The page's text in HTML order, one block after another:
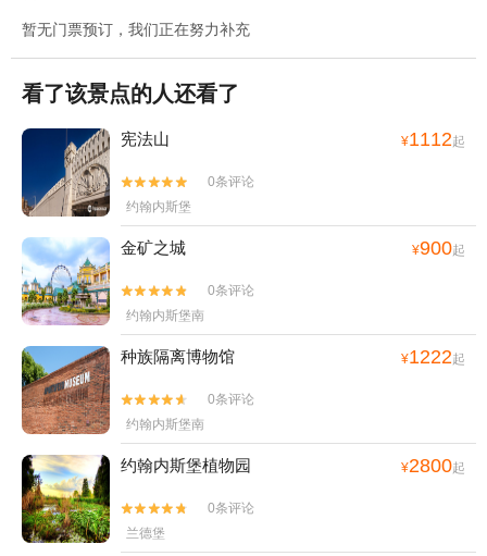
暂无门票预订，我们正在努力补充
看了该景点的人还看了
宪法山 ¥1112起


0条评论
约翰内斯堡
金矿之城 ¥900起


0条评论
约翰内斯堡南
种族隔离博物馆 ¥1222起


0条评论
约翰内斯堡南
约翰内斯堡植物园 ¥2800起


0条评论
兰德堡